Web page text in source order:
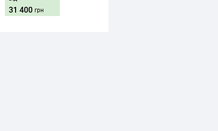
31 400 грн